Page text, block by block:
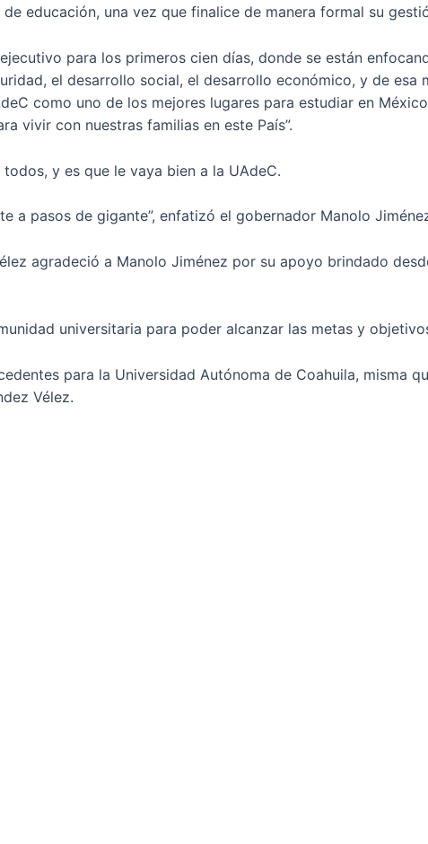
educación, una vez que finalice de manera formal su
para los primeros cien días, donde se están
el desarrollo social, el desarrollo económico, y de esa
como uno de los mejores lugares para estudiar en
vivir con nuestras familias en este País”.
y es que le vaya bien a la UAdeC.
a pasos de gigante”, enfatizó el gobernador Manolo
agradeció a Manolo Jiménez por su apoyo brindado
universitaria para poder alcanzar las metas y
para la Universidad Autónoma de Coahuila, misma
Vélez.